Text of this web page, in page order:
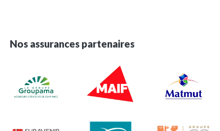
Nos assurances partenaires